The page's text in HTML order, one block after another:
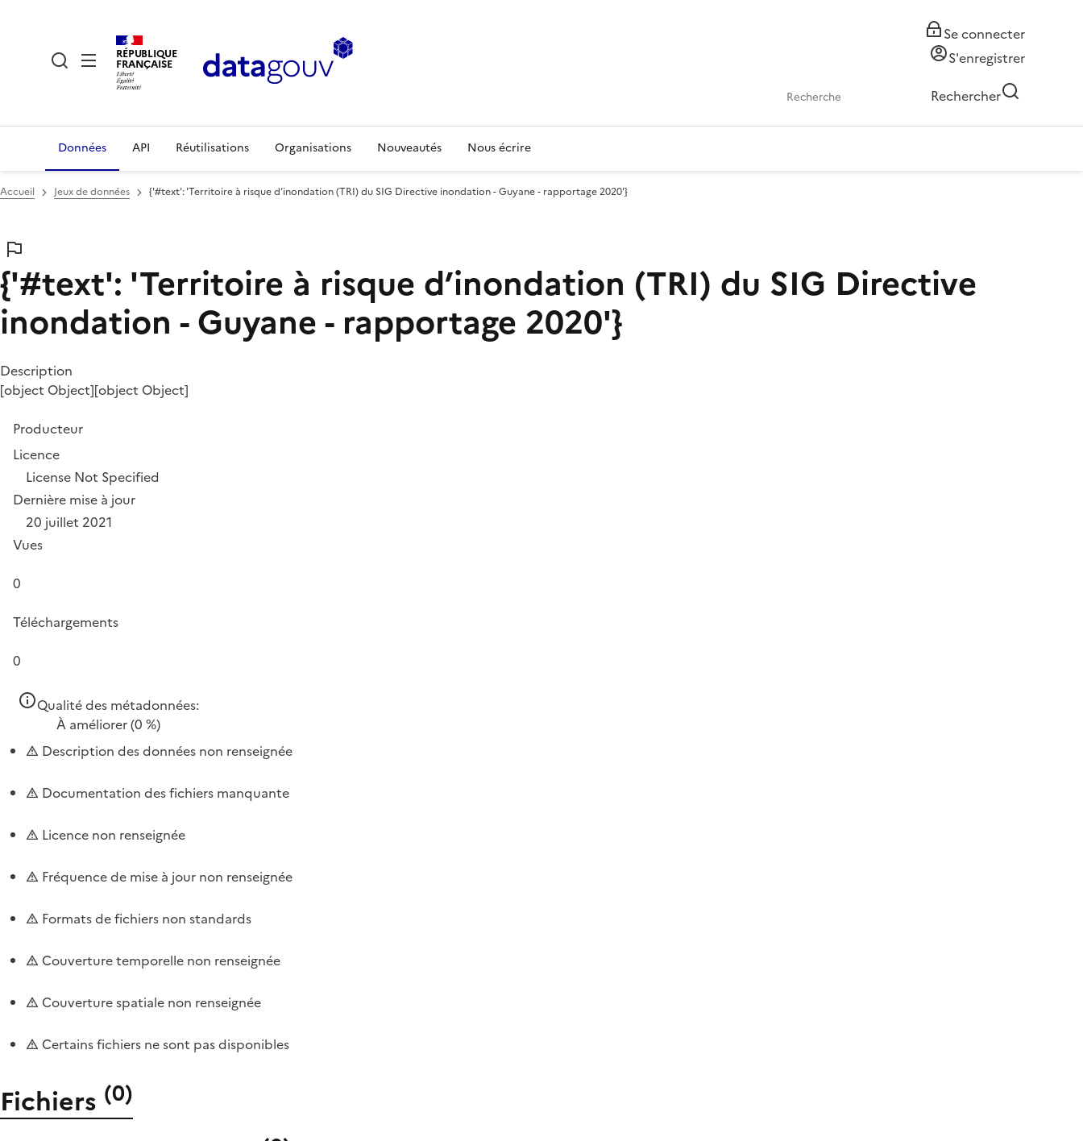
RÉPUBLIQUE
FRANÇAISE
Se connecter
S'enregistrer
Rechercher
Données API Réutilisations Organisations Nouveautés Nous écrire
Accueil Jeux de données {'#text': 'Territoire à risque d’inondation (TRI) du SIG Directive inondation - Guyane - rapportage 2020'}
{'#text': 'Territoire à risque d’inondation (TRI) du SIG Directive
inondation - Guyane - rapportage 2020'}
Description
[object Object][object Object]
Producteur
Licence
License Not Specified
Dernière mise à jour
20 juillet 2021
Vues
0
Téléchargements
0
Qualité des métadonnées:
À améliorer(0 %)
Description des données non renseignée
Documentation des fichiers manquante
Licence non renseignée
Fréquence de mise à jour non renseignée
Formats de fichiers non standards
Couverture temporelle non renseignée
Couverture spatiale non renseignée
Certains fichiers ne sont pas disponibles
Fichiers (0)